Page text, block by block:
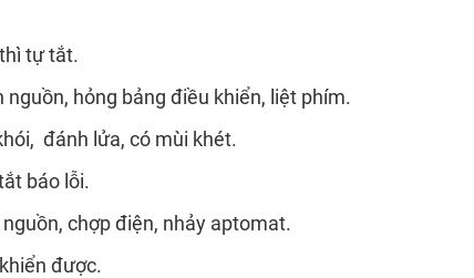
tự tắt.
nguồn, hỏng bảng điều khiển, liệt phím.
đánh lửa, có mùi khét.
báo lỗi.
chợp điện, nhảy aptomat.
được.